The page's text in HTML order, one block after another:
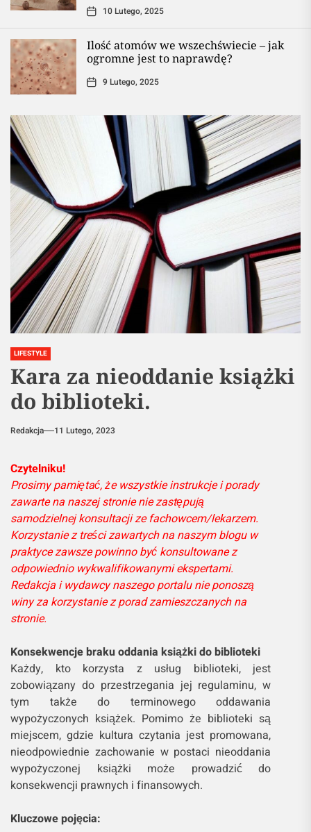
10 Lutego, 2025
Ilość atomów we wszechświecie – jak
ogromne jest to naprawdę?
9 Lutego, 2025
LIFESTYLE
Kara za nieoddanie książki
do biblioteki.
Redakcja 11 Lutego, 2023
Czytelniku!
Prosimy pamiętać, że wszystkie instrukcje i porady
zawarte na naszej stronie nie zastępują
samodzielnej konsultacji ze fachowcem/lekarzem.
Korzystanie z treści zawartych na naszym blogu w
praktyce zawsze powinno być konsultowane z
odpowiednio wykwalifikowanymi ekspertami.
Redakcja i wydawcy naszego portalu nie ponoszą
winy za korzystanie z porad zamieszczanych na
stronie.
Konsekwencje braku oddania książki do biblioteki
Każdy, kto korzysta z usług biblioteki, jest
zobowiązany do przestrzegania jej regulaminu, w
tym także do terminowego oddawania
wypożyczonych książek. Pomimo że biblioteki są
miejscem, gdzie kultura czytania jest promowana,
nieodpowiednie zachowanie w postaci nieoddania
wypożyczonej książki może prowadzić do
konsekwencji prawnych i finansowych.
Kluczowe pojęcia: